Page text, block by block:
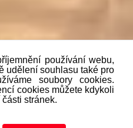
Sb. o evidenci tržeb je
účtenku. Zároveň je
nejpozději do 48 hodin.“
používání webu,
udělení souhlasu také pro
soubory cookies.
cookies můžete kdykoli
stránek.